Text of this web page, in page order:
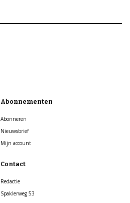
Abonnementen
Abonneren
Nieuwsbrief
Mijn account
Contact
Redactie
Spaklerweg 53